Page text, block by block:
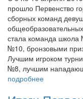
прошло Первенство
сборных команд
стала команда
№10, бронзовыми
Лучшим игроком
№8, лучшим
подробнее